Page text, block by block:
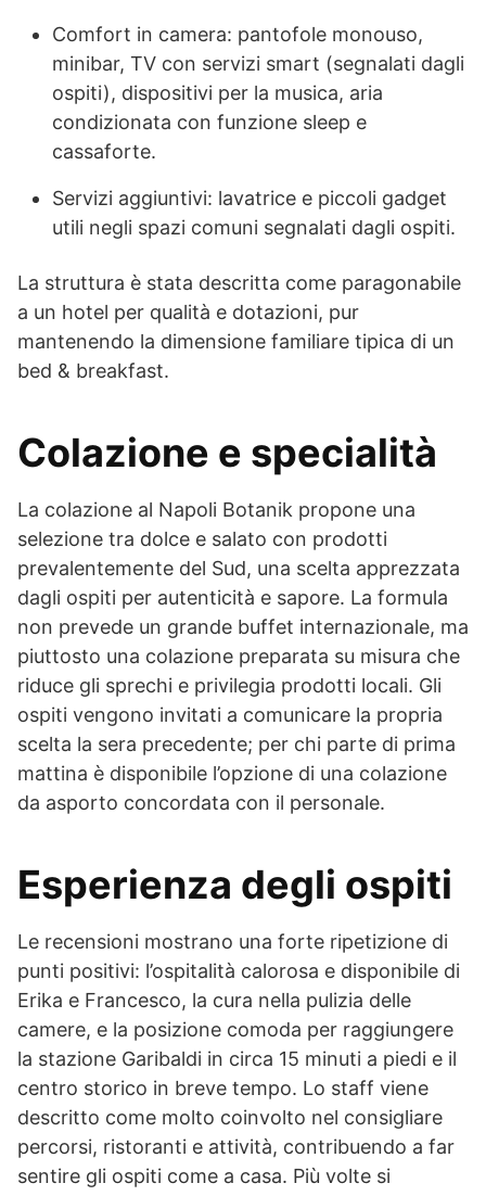
Comfort in camera: pantofole monouso,
minibar, TV con servizi smart (segnalati dagli
ospiti), dispositivi per la musica, aria
condizionata con funzione sleep e
cassaforte.
Servizi aggiuntivi: lavatrice e piccoli gadget
utili negli spazi comuni segnalati dagli ospiti.
La struttura è stata descritta come paragonabile
a un hotel per qualità e dotazioni, pur
mantenendo la dimensione familiare tipica di un
bed & breakfast.
Colazione e specialità
La colazione al Napoli Botanik propone una
selezione tra dolce e salato con prodotti
prevalentemente del Sud, una scelta apprezzata
dagli ospiti per autenticità e sapore. La formula
non prevede un grande buffet internazionale, ma
piuttosto una colazione preparata su misura che
riduce gli sprechi e privilegia prodotti locali. Gli
ospiti vengono invitati a comunicare la propria
scelta la sera precedente; per chi parte di prima
mattina è disponibile l’opzione di una colazione
da asporto concordata con il personale.
Esperienza degli ospiti
Le recensioni mostrano una forte ripetizione di
punti positivi: l’ospitalità calorosa e disponibile di
Erika e Francesco, la cura nella pulizia delle
camere, e la posizione comoda per raggiungere
la stazione Garibaldi in circa 15 minuti a piedi e il
centro storico in breve tempo. Lo staff viene
descritto come molto coinvolto nel consigliare
percorsi, ristoranti e attività, contribuendo a far
sentire gli ospiti come a casa. Più volte si